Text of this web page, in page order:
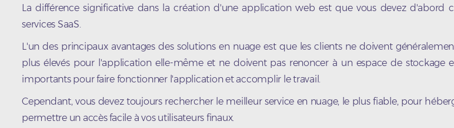
La différence significative dans la création d'une application web est que vous devez d'abord
services SaaS.
L'un des principaux avantages des solutions en nuage est que les clients ne doivent
plus élevés pour l'application elle-même et ne doivent pas renoncer à un espace de stockage
importants pour faire fonctionner l'application et accomplir le travail.
Cependant, vous devez toujours rechercher le meilleur service en nuage, le plus fiable, pour
permettre un accès facile à vos utilisateurs finaux.